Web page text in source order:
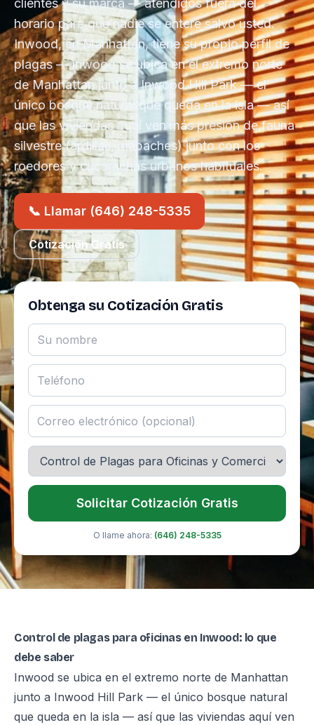
clientes y su marca — atendidos fuera del
horario para que nadie se entere salvo usted.
Inwood, en Manhattan, tiene su propio perfil de
plagas — inwood se ubica en el extremo norte
de Manhattan junto a Inwood Hill Park — el
único bosque natural que queda en la isla — así
que las viviendas aquí ven más presión de fauna
silvestre (ardillas, mapaches) junto con los
roedores y cucarachas urbanos habituales.
📞 Llamar (646) 248-5335
Cotización Gratis
Obtenga su Cotización Gratis
Solicitar Cotización Gratis
O llame ahora: (646) 248-5335
Control de plagas para oficinas en Inwood: lo que
debe saber
Inwood se ubica en el extremo norte de Manhattan
junto a Inwood Hill Park — el único bosque natural
que queda en la isla — así que las viviendas aquí ven